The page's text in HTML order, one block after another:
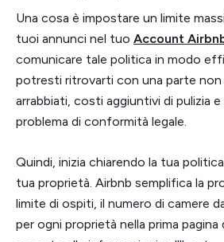
Una cosa è impostare un limite
tuoi annunci nel tuo Account
comunicare tale politica in modo
potresti ritrovarti con una parte non
arrabbiati, costi aggiuntivi di pulizia
problema di conformità legale.
Quindi, inizia chiarendo la tua
tua proprietà. Airbnb semplifica la
limite di ospiti, il numero di camere
per ogni proprietà nella prima pagina